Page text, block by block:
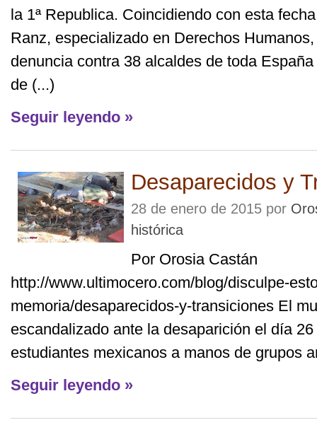
la 1ª Republica. Coincidiendo con esta
Ranz, especializado en Derechos
denuncia contra 38 alcaldes de toda
de (...)
Seguir leyendo »
Desaparecidos y
28 de enero de 2015 por
histórica
Por Orosia Castán
http://www.ultimocero.com/blog/disculpe-
memoria/desaparecidos-y-transiciones El
escandalizado ante la desaparición el día
estudiantes mexicanos a manos de grupos
Seguir leyendo »